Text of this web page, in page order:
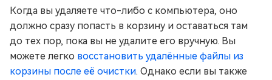
Когда вы удаляете что-либо с компьютера, оно
должно сразу попасть в корзину и оставаться там
до тех пор, пока вы не удалите его вручную. Вы
можете легко восстановить удалённые файлы из
корзины после её очистки. Однако если вы также